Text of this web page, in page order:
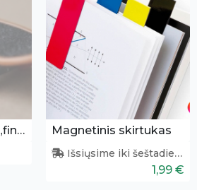
Kišeninė riedlentė „fingerboard“
Magnetinis skirtukas
Išsiųsime iki šeštadienio
1,99 €